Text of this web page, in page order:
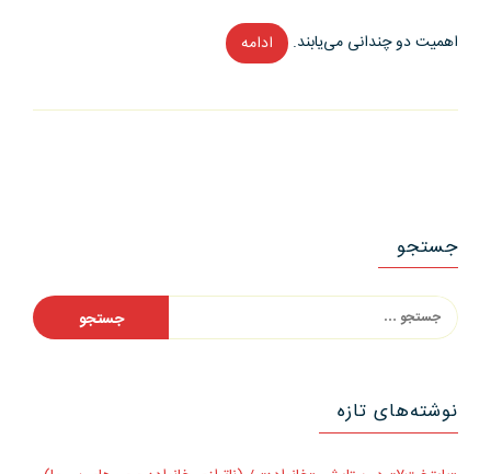
اهمیت دو چندانی می‌یابند. ادامه “تقابل
و
جستجو
جستجو
برای:
نوشته‌های تازه